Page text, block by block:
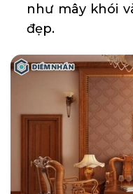
như mây khói
đẹp.